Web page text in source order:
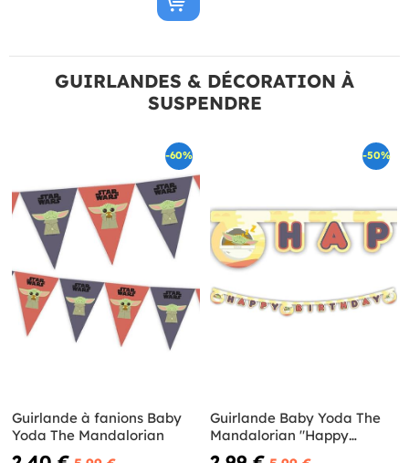
GUIRLANDES & DÉCORATION À
SUSPENDRE
-60%
Guirlande à fanions Baby
Yoda The Mandalorian
-50%
Guirlande Baby Yoda The
Mandalorian "Happy
Birthday"